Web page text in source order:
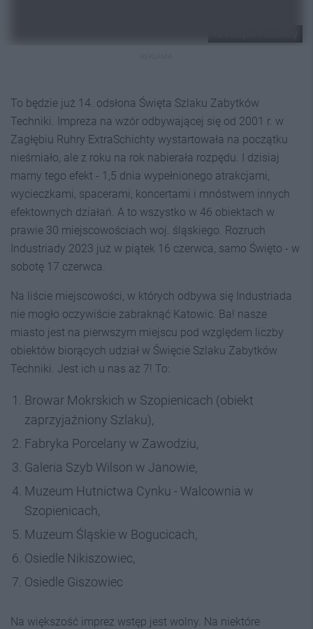
To będzie już 14. odsłona Święta Szlaku Zabytków
Techniki. Impreza na wzór odbywającej się od 2001 r. w
Zagłębiu Ruhry ExtraSchichty wystartowała na początku
nieśmiało, ale z roku na rok nabierała rozpędu. I dzisiaj
mamy tego efekt - 1,5 dnia wypełnionego atrakcjami,
wycieczkami, spacerami, koncertami i mnóstwem innych
efektownych działań. A to wszystko w 46 obiektach w
prawie 30 miejscowościach woj. śląskiego. Rozruch
Industriady 2023 już w piątek 16 czerwca, samo Święto - w
sobotę 17 czerwca.
Na liście miejscowości, w których odbywa się Industriada
nie mogło oczywiście zabraknąć Katowic. Ba! nasze
miasto jest na pierwszym miejscu pod względem liczby
obiektów biorących udział w Święcie Szlaku Zabytków
Techniki. Jest ich u nas aż 7! To:
Browar Mokrskich w Szopienicach (obiekt
zaprzyjaźniony Szlaku),
Fabryka Porcelany w Zawodziu,
Galeria Szyb Wilson w Janowie,
Muzeum Hutnictwa Cynku - Walcownia w
Szopienicach,
Muzeum Śląskie w Bogucicach,
Osiedle Nikiszowiec,
Osiedle Giszowiec
Na większość imprez wstęp jest wolny. Na niektóre